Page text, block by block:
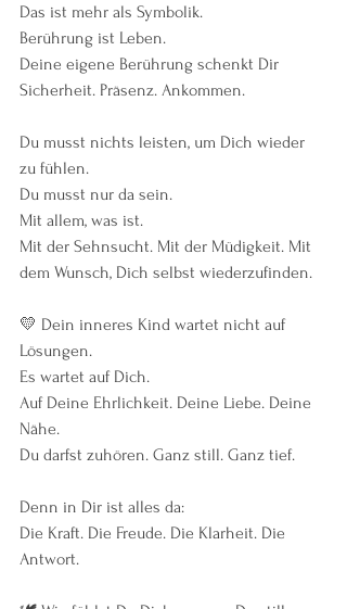
Das ist mehr als Symbolik.
Berührung ist Leben.
Deine eigene Berührung schenkt Dir
Sicherheit. Präsenz. Ankommen.
Du musst nichts leisten, um Dich wieder
zu fühlen.
Du musst nur da sein.
Mit allem, was ist.
Mit der Sehnsucht. Mit der Müdigkeit. Mit
dem Wunsch, Dich selbst wiederzufinden.
💛 Dein inneres Kind wartet nicht auf
Lösungen.
Es wartet auf Dich.
Auf Deine Ehrlichkeit. Deine Liebe. Deine
Nähe.
Du darfst zuhören. Ganz still. Ganz tief.
Denn in Dir ist alles da:
Die Kraft. Die Freude. Die Klarheit. Die
Antwort.